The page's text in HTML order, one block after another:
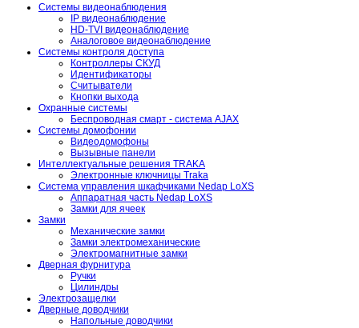
Системы видеонаблюдения
IP видеонаблюдение
HD-TVI видеонаблюдение
Аналоговое видеонаблюдение
Системы контроля доступа
Контроллеры СКУД
Идентификаторы
Считыватели
Кнопки выхода
Охранные системы
Беспроводная смарт - система AJAX
Системы домофонии
Видеодомофоны
Вызывные панели
Интеллектуальные решения TRAKA
Электронные ключницы Traka
Система управления шкафчиками Nedap LoXS
Аппаратная часть Nedap LoXS
Замки для ячеек
Замки
Механические замки
Замки электромеханические
Электромагнитные замки
Дверная фурнитура
Ручки
Цилиндры
Электрозащелки
Дверные доводчики
Напольные доводчики